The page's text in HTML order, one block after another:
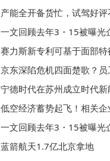
产能全开备货忙，试驾好评不断，雷军如何
一文回顾去年3・15被曝光
赛力斯新专利可基于面部
京东深陷危机四面楚歌？员工直言老板
宁德时代在苏州成立时代新能科技
低空经济蓄势起飞！相关企业已超16万家，
一文回顾去年3・15被曝光
蓝箭航天1.7亿北京拿地